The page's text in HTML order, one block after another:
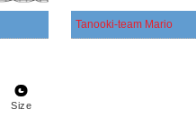
Tanooki-team Mario
Size